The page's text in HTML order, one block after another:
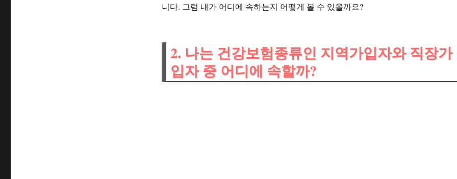
니다. 그럼 내가 어디에 속하는지 어떻게 볼 수 있을까요?
2. 나는 건강보험종류인 지역가입자와 직장가
입자 중 어디에 속할까?